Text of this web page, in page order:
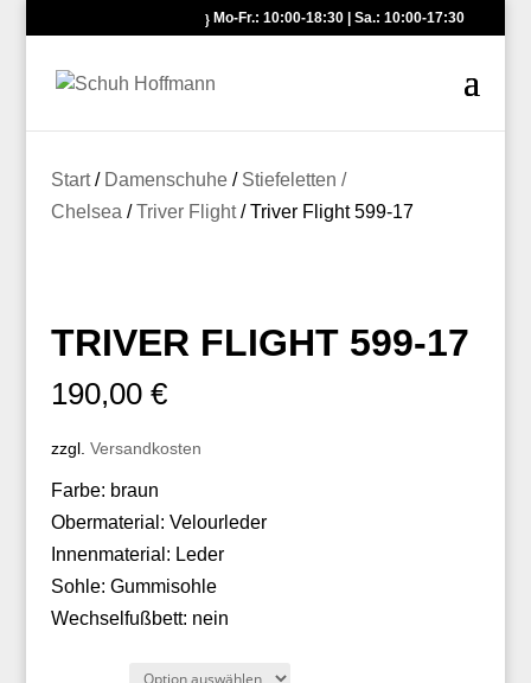
Mo-Fr.: 10:00-18:30 | Sa.: 10:00-17:30
Start/ Damenschuhe/ Stiefeletten /
Chelsea /Triver Flight/ Triver Flight 599-17
TRIVER FLIGHT 599-17
190,00 €
zzgl. Versandkosten
Farbe: braun
Obermaterial: Velourleder
Innenmaterial: Leder
Sohle: Gummisohle
Wechselfußbett: nein